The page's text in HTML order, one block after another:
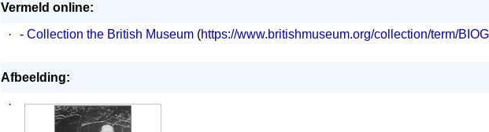
Vermeld online:
·
- Collection the British Museum (https://www.britishmuseum.org/collection/term/
Afbeelding:
·